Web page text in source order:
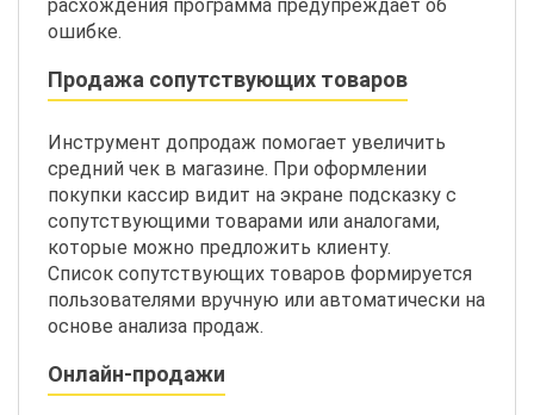
расхождения программа предупреждает об
ошибке.
Продажа сопутствующих товаров
Инструмент допродаж помогает увеличить
средний чек в магазине. При оформлении
покупки кассир видит на экране подсказку с
сопутствующими товарами или аналогами,
которые можно предложить клиенту.
Список сопутствующих товаров формируется
пользователями вручную или автоматически на
основе анализа продаж.
Онлайн-продажи